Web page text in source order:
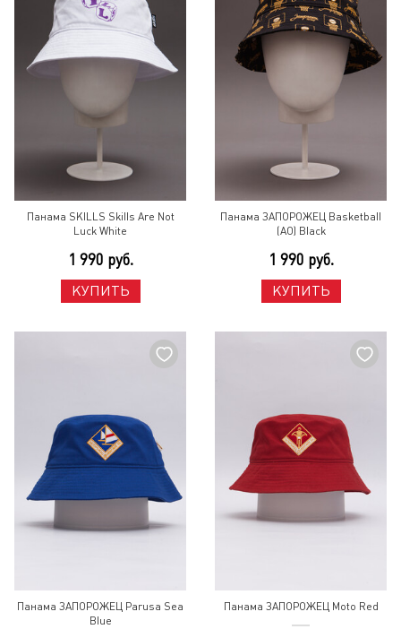
Панама SKILLS Skills Are Not
Luck White
1 990 руб.
КУПИТЬ
Панама ЗАПОРОЖЕЦ Basketball
(AO) Black
1 990 руб.
КУПИТЬ
Панама ЗАПОРОЖЕЦ Parusa Sea
Blue
Панама ЗАПОРОЖЕЦ Moto Red